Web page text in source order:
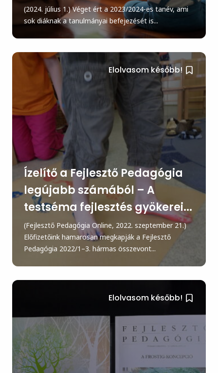
(2024. július 1.) Véget ért a 2023/2024-es tanév, ami
sok diáknak a tanulmányai befejezését is...
Elolvasom később!
Ízelítő a Fejlesztő Pedagógia
legújabb számából – A
testséma fejlesztés gyökerei...
(Fejlesztő Pedagógia Online, 2022. szeptember 21.)
Előfizetőink hamarosan megkapják a Fejlesztő
Pedagógia 2022/1–3. hármas összevont...
Elolvasom később!